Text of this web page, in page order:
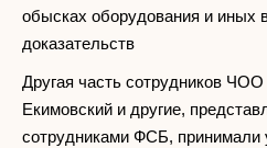
обысках оборудования и иных
доказательств
Другая часть сотрудников
Екимовский и другие,
сотрудниками ФСБ, принимали